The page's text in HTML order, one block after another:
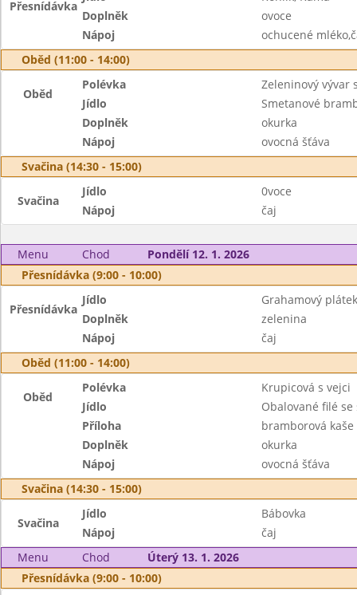
Přesnídávka
Doplněk
ovoce
Nápoj
ochucené
Oběd (11:00 - 14:00)
Oběd
Polévka
Zeleninový vývar
Jídlo
Smetanové
Doplněk
okurka
Nápoj
ovocná šťáva
Svačina (14:30 - 15:00)
Svačina
Jídlo
0voce
Nápoj
čaj
Menu Chod
Pondělí 12. 1. 2026
Přesnídávka (9:00 - 10:00)
Přesnídávka
Jídlo
Grahamový
Doplněk
zelenina
Nápoj
čaj
Oběd (11:00 - 14:00)
Oběd
Polévka
Krupicová s vejci
Jídlo
Obalované filé se
Příloha
bramborová kaše
Doplněk
okurka
Nápoj
ovocná šťáva
Svačina (14:30 - 15:00)
Svačina
Jídlo
Bábovka
Nápoj
čaj
Menu
Chod
Úterý 13. 1. 2026
Přesnídávka (9:00 - 10:00)